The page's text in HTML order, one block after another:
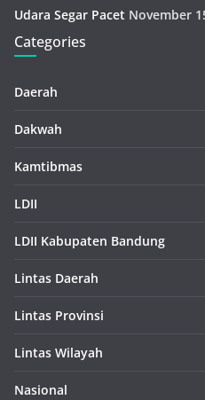
Udara Segar Pacet November
Categories
Daerah
Dakwah
Kamtibmas
LDII
LDII Kabupaten Bandung
Lintas Daerah
Lintas Provinsi
Lintas Wilayah
Nasional